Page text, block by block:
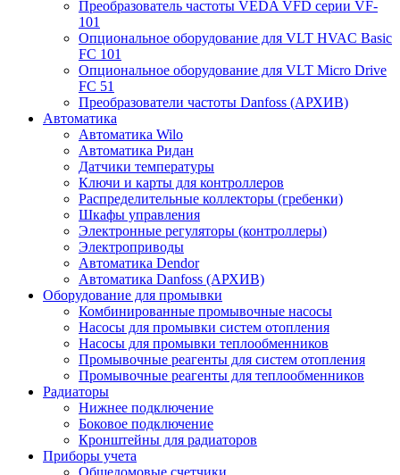
Преобразователь частоты VEDA VFD серии VF-
101
Опциональное оборудование для VLT HVAC Basic
FC 101
Опциональное оборудование для VLT Micro Drive
FC 51
Преобразователи частоты Danfoss (АРХИВ)
Автоматика
Автоматика Wilo
Автоматика Ридан
Датчики температуры
Ключи и карты для контроллеров
Распределительные коллекторы (гребенки)
Шкафы управления
Электронные регуляторы (контроллеры)
Электроприводы
Автоматика Dendor
Автоматика Danfoss (АРХИВ)
Оборудование для промывки
Комбинированные промывочные насосы
Насосы для промывки систем отопления
Насосы для промывки теплообменников
Промывочные реагенты для систем отопления
Промывочные реагенты для теплообменников
Радиаторы
Нижнее подключение
Боковое подключение
Кронштейны для радиаторов
Приборы учета
Общедомовые счетчики